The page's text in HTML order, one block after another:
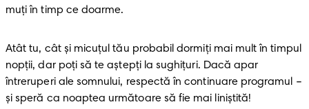
muţi în timp ce doarme.
Atât tu, cât şi micuţul tău probabil dormiţi mai mult în timpul
nopţii, dar poţi să te aştepţi la sughiţuri. Dacă apar
întreruperi ale somnului, respectă în continuare programul –
şi speră ca noaptea următoare să fie mai liniştită!